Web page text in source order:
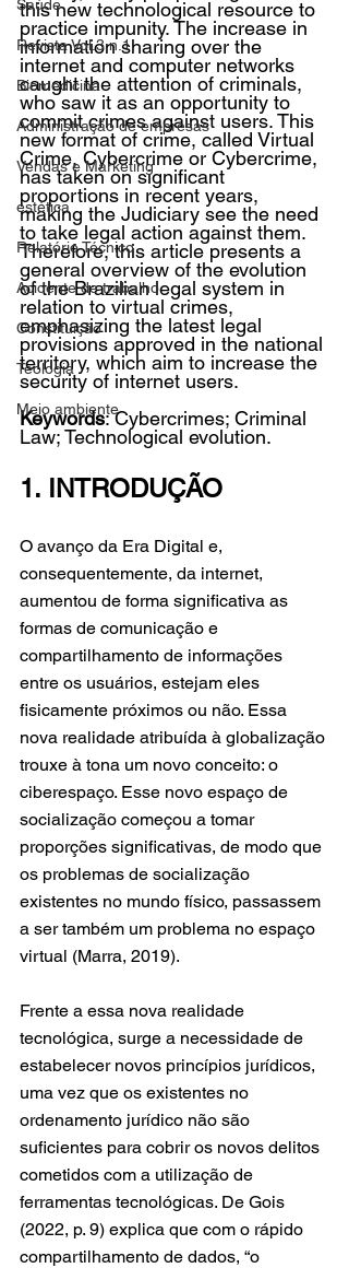
Saúde
Revista Vol.3 n.1
Biomedicina
Administração de empresas
Vendas e Marketing
estética
Relatório Técnico
Acidente de trabalho
Constituição
Teologia
Meio ambiente
this new technological resource to
practice impunity. The increase in
information sharing over the
internet and computer networks
caught the attention of criminals,
who saw it as an opportunity to
commit crimes against users. This
new format of crime, called Virtual
Crime, Cybercrime or Cybercrime,
has taken on significant
proportions in recent years,
making the Judiciary see the need
to take legal action against them.
Therefore, this article presents a
general overview of the evolution
of the Brazilian legal system in
relation to virtual crimes,
emphasizing the latest legal
provisions approved in the national
territory, which aim to increase the
security of internet users.
Keywords: Cybercrimes; Criminal
Law; Technological evolution.
1. INTRODUÇÃO
O avanço da Era Digital e,
consequentemente, da internet,
aumentou de forma significativa as
formas de comunicação e
compartilhamento de informações
entre os usuários, estejam eles
fisicamente próximos ou não. Essa
nova realidade atribuída à globalização
trouxe à tona um novo conceito: o
ciberespaço. Esse novo espaço de
socialização começou a tomar
proporções significativas, de modo que
os problemas de socialização
existentes no mundo físico, passassem
a ser também um problema no espaço
virtual (Marra, 2019).
Frente a essa nova realidade
tecnológica, surge a necessidade de
estabelecer novos princípios jurídicos,
uma vez que os existentes no
ordenamento jurídico não são
suficientes para cobrir os novos delitos
cometidos com a utilização de
ferramentas tecnológicas. De Gois
(2022, p. 9) explica que com o rápido
compartilhamento de dados, “o